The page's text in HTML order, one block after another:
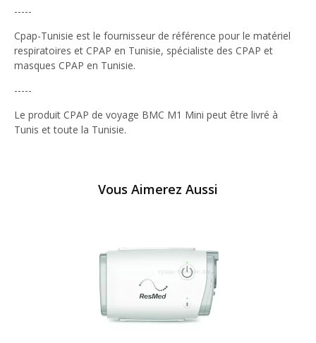
-----
Cpap-Tunisie est le fournisseur de référence pour le matériel
respiratoires et CPAP en Tunisie, spécialiste des CPAP et
masques CPAP en Tunisie.
-----
Le produit CPAP de voyage BMC M1 Mini peut être livré à
Tunis et toute la Tunisie.
Vous Aimerez Aussi